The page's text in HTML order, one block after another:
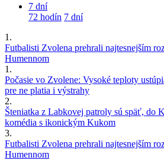
7 dní
72 hodín 7 dní
1.
Futbalisti Zvolena prehrali najtesnejším
Humennom
1.
Počasie vo Zvolene: Vysoké teploty
pre ne platia i výstrahy
2.
Šteniatka z Labkovej patroly sú späť, do
komédia s ikonickým Kukom
3.
Futbalisti Zvolena prehrali najtesnejším
Humennom